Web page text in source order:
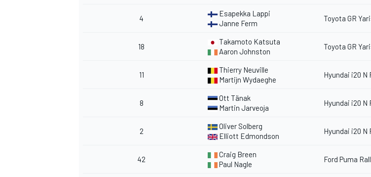
4
Esapekka Lappi
Janne Ferm
Toyota GR
18
Takamoto Katsuta
Aaron Johnston
Toyota GR
11
Thierry Neuville
Martijn Wydaeghe
Hyundai i20 N
8
Ott Tänak
Martin Jarveoja
Hyundai i20 N
2
Oliver Solberg
Elliott Edmondson
Hyundai i20 N
42
Craig Breen
Paul Nagle
Ford Puma